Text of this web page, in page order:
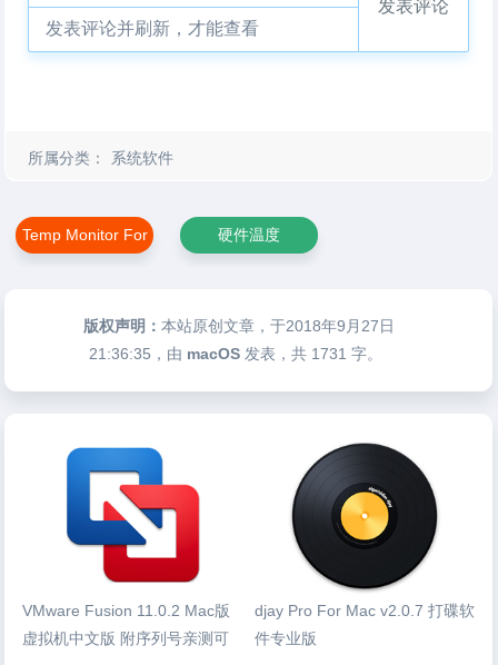
发表评论并刷新，才能查看
发表评论
所属分类： 系统软件
Temp Monitor For 硬件温度
版权声明：本站原创文章，于2018年9月27日
21:36:35 ，由 macOS 发表，共 1731 字。
VMware Fusion 11.0.2 Mac版
虚拟机中文版 附序列号亲测可
djay Pro For Mac v2.0.7 打碟软
件专业版